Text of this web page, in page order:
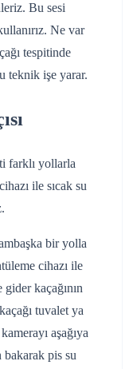
Bu sesi
Ne var
tespitinde
teknik işe yarar.
farklı yollarla
ile sıcak su
bir yolla
cihazı ile
kaçağının
tuvalet ya
aşağıya
bakarak pis su